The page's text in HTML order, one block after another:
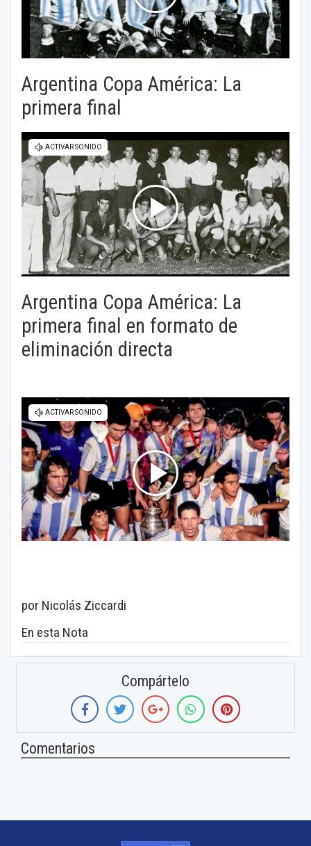
Argentina Copa América: La
primera final
Argentina Copa América: La
primera final en formato de
eliminación directa
por Nicolás Ziccardi
En esta Nota
Compártelo
Comentarios